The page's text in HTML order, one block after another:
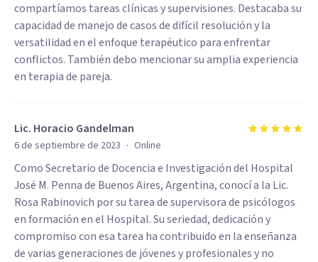
compartíamos tareas clínicas y supervisiones. Destacaba su
capacidad de manejo de casos de difícil resolución y la
versatilidad en el enfoque terapéutico para enfrentar
conflictos. También debo mencionar su amplia experiencia
en terapia de pareja.
Lic. Horacio Gandelman
6 de septiembre de 2023 · Online
Como Secretario de Docencia e Investigación del Hospital
José M. Penna de Buenos Aires, Argentina, conocí a la Lic.
Rosa Rabinovich por su tarea de supervisora de psicólogos
en formación en el Hospital. Su seriedad, dedicación y
compromiso con esa tarea ha contribuido en la enseñanza
de varias generaciones de jóvenes y profesionales y no